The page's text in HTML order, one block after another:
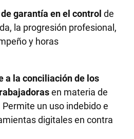
garantía en el control de
la progresión profesional,
y horas
a la conciliación de los
en materia de
un uso indebido e
digitales en contra